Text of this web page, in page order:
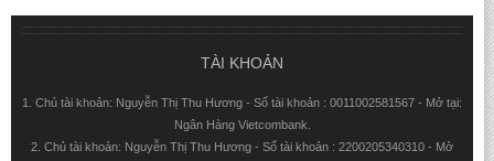
TÀI KHOẢN
1. Chủ tài khoản: Nguyễn Thị Thu Hương - Số tài khoản : 0011002581567 - Mở tại:
Ngân Hàng Vietcombank.
2. Chủ tài khoản: Nguyễn Thị Thu Hương - Số tài khoản : 2200205340310 - Mở